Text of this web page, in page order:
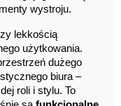
wystroju.
lekkością
użytkowania.
dużego
salonu, przytulnej jadalni czy minimalistycznego biura –
roli i stylu. To